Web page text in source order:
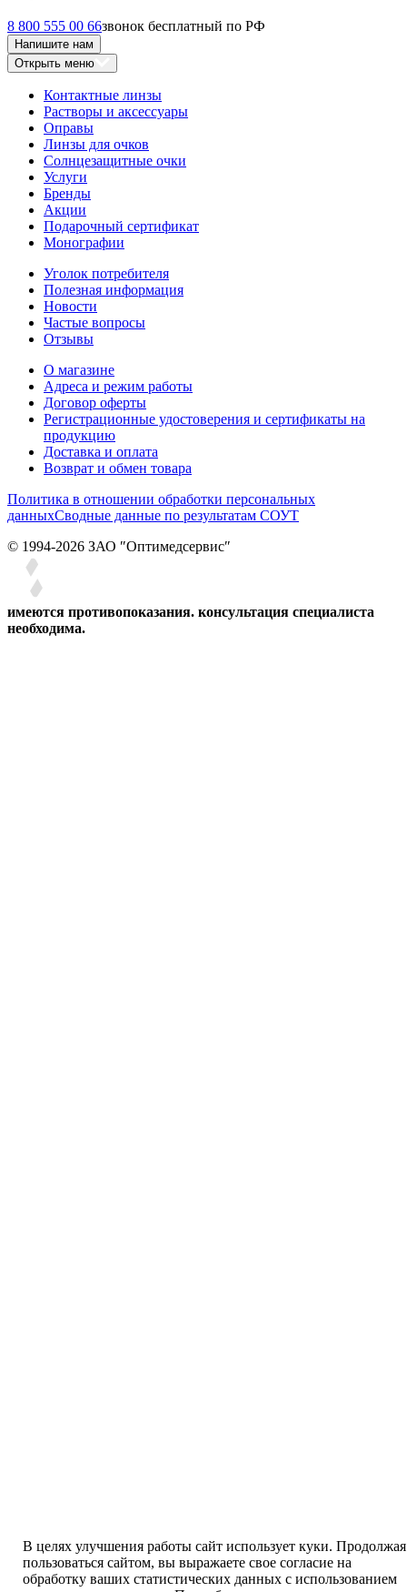
8 800 555 00 66звонок бесплатный по РФ
Напишите нам
Открыть меню
Контактные линзы
Растворы и аксессуары
Оправы
Линзы для очков
Солнцезащитные очки
Услуги
Бренды
Акции
Подарочный сертификат
Монографии
Уголок потребителя
Полезная информация
Новости
Частые вопросы
Отзывы
О магазине
Адреса и режим работы
Договор оферты
Регистрационные удостоверения и сертификаты на
продукцию
Доставка и оплата
Возврат и обмен товара
Политика в отношении обработки персональных
данныхСводные данные по результатам СОУТ
© 1994-2026 ЗАО ″Оптимедсервис″
имеются противопоказания. консультация специалиста
необходима.
В целях улучшения работы сайт использует куки. Продолжая
пользоваться сайтом, вы выражаете свое согласие на
обработку ваших статистических данных с использованием